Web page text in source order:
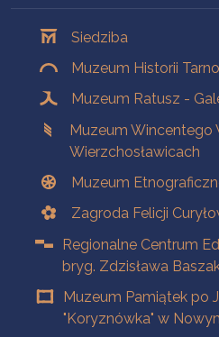
Siedziba
Muzeum Historii
Muzeum Ratusz -
Muzeum Wincentego
Wierzchosławicach
Muzeum
Zagroda Felicji
Regionalne Centrum
bryg. Zdzisława
Muzeum Pamiątek po
"Koryznówka" w